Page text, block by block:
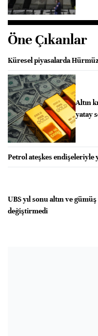
Öne Çıkanlar
Küresel piyasalarda
Altın
yatay
Petrol ateşkes endişeleriyle
UBS yıl sonu altın ve
değiştirmedi